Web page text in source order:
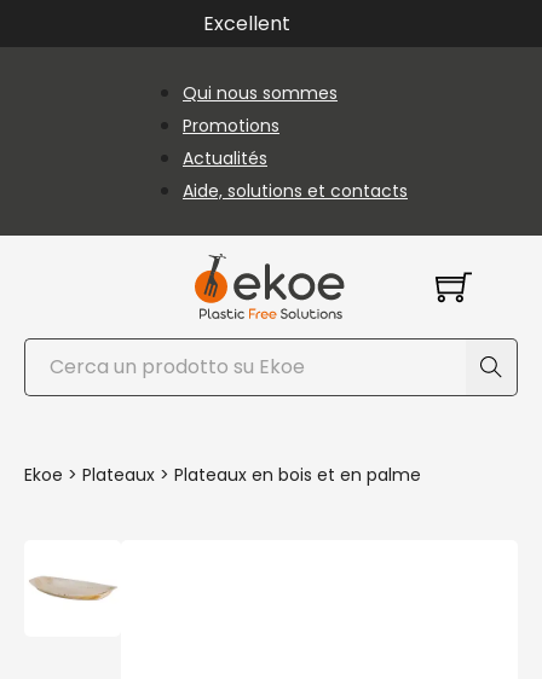
Passer au contenu principal
Passer au pied de page
Excellent
Qui nous sommes
Promotions
Actualités
Aide, solutions et contacts
Rechercher
Ekoe > Plateaux > Plateaux en bois et en palme